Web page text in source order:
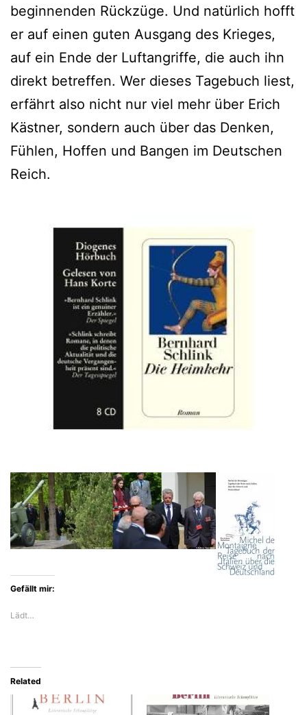
beginnenden Rückzüge. Und natürlich hofft
er auf einen guten Ausgang des Krieges,
auf ein Ende der Luftangriffe, die auch ihn
direkt betreffen. Wer dieses Tagebuch liest,
erfährt also nicht nur viel mehr über Erich
Kästner, sondern auch über das Denken,
Fühlen, Hoffen und Bangen im Deutschen
Reich.
Gefällt mir:
Lädt…
Related